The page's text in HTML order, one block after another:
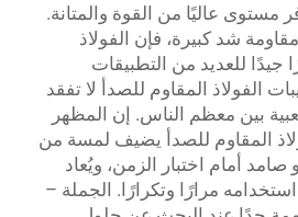
مستوى عاليًا من القوة والمتانة.
شد كبيرة، فإن الفولاذ
جيدًا للعديد من التطبيقات
الفولاذ المقاوم للصدأ لا تفقد
بين معظم الناس. إن المظهر
المقاوم للصدأ يضيف لمسة من
أمام اختبار الزمن، ويُعاد
مرارًا وتكرارًا. الجملة –